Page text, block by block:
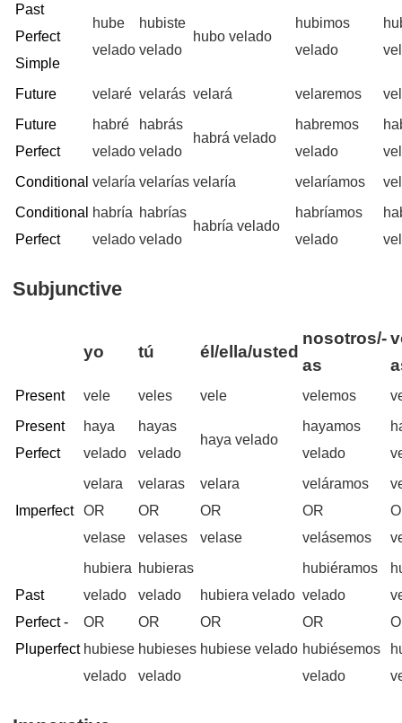
Past
Perfect
Simple
hube
velado
hubiste
velado
hubo velado
hubimos
velado
Future velaré velarás velará velaremos
Future
Perfect
habré
velado
habrás
velado
habrá velado
habremos
velado
Conditional velaría velarías velaría velaríamos
Conditional
Perfect
habría
velado
habrías
velado
habría velado
habríamos
velado
Subjunctive
yo tú él/ella/usted
nosotros/-
as
Present vele veles vele velemos
Present
Perfect
haya
velado
hayas
velado
haya velado
hayamos
velado
Imperfect
velara
OR
velase
velaras
OR
velases
velara
OR
velase
veláramos
OR
velásemos
Past
Perfect -
Pluperfect
hubiera
velado
OR
hubiese
velado
hubieras
velado
OR
hubieses
velado
hubiera velado
OR
hubiese velado
hubiéramos
velado
OR
hubiésemos
velado